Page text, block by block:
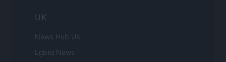
UK
News Hub UK
Lgbtq News